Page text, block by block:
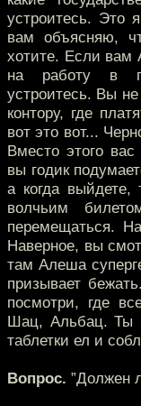
устроитесь. Это
вам объясняю,
хотите. Если вам
на работу в
устроитесь. Вы
контору, где
вот это вот...
Вместо этого
вы годик
а когда выйдете,
волчьим
перемещаться.
Наверное, вы
там Алеша
призывает
посмотри, где
Шац, Альбац. Ты
таблетки ел и
Вопрос. ”Должен